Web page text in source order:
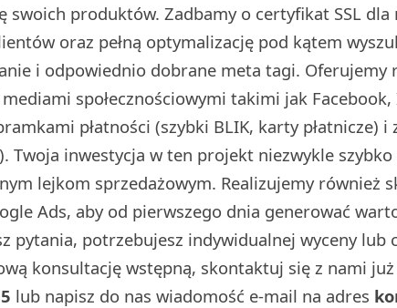
swoich produktów. Zadbamy o certyfikat SSL dla
oraz pełną optymalizację pod kątem
i odpowiednio dobrane meta tagi. Oferujemy
społecznościowymi takimi jak
płatności (szybki BLIK, karty płatnicze)
Twoja inwestycja w ten projekt niezwykle
lejkom sprzedażowym. Realizujemy również
Ads, aby od pierwszego dnia generować
pytania, potrzebujesz indywidualnej wyceny lub
konsultację wstępną, skontaktuj się z nami
lub napisz do nas wiadomość e-mail na adres